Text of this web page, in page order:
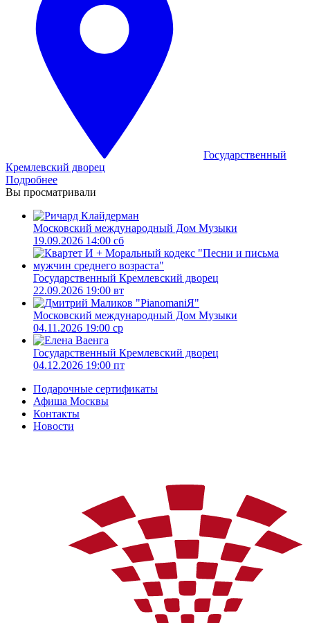
Государственный
Кремлевский дворец
Подробнее
Вы просматривали
Московский международный Дом Музыки
19.09.2026 14:00 сб
Государственный Кремлевский дворец
22.09.2026 19:00 вт
Московский международный Дом Музыки
04.11.2026 19:00 ср
Государственный Кремлевский дворец
04.12.2026 19:00 пт
Подарочные сертификаты
Афиша Москвы
Контакты
Новости